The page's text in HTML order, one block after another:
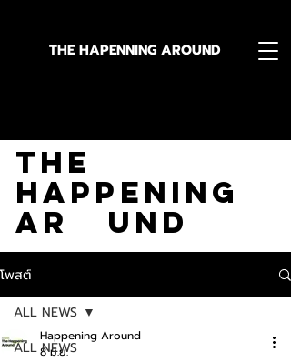
THE HAPENNING AROUND
The
Happening
Ar und
โพสต์
ALL NEWS
ALL NEWS
Happening Around
8 มิ.ย.